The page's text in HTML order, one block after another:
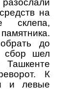
на
склепа,
до
сбор шел
К
и левые